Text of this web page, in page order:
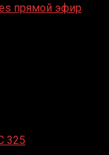
прямой эфир
325